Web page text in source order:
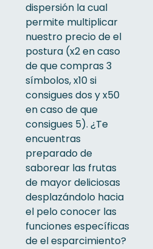
dispersión la cual
permite multiplicar
nuestro precio de el
postura (x2 en caso
de que compras 3
símbolos, x10 si
consigues dos y x50
en caso de que
consigues 5). ¿Te
encuentras
preparado de
saborear las frutas
de mayor deliciosas
desplazándolo hacia
el pelo conocer las
funciones específicas
de el esparcimiento?